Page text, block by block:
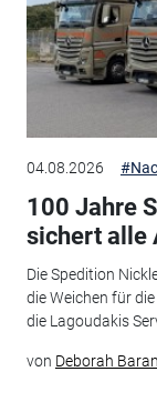
04.08.2026
100 Jahre
sichert alle
Die Spedition
die Weichen für
die Lagoudakis
von Deborah Baran